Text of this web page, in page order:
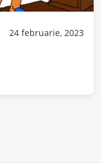
24 februarie, 2023